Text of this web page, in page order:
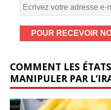
COMMENT LES
MANIPULER PAR